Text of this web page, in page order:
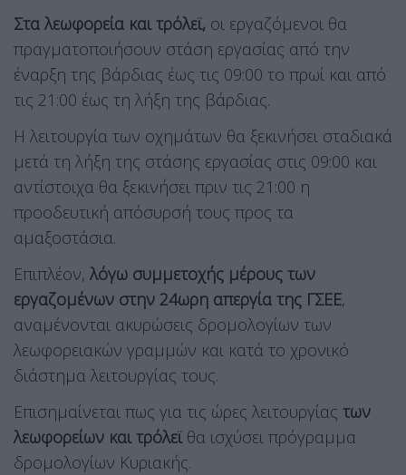
Στα λεωφορεία και τρόλεϊ, οι εργαζόμενοι θα
πραγματοποιήσουν στάση εργασίας από την
έναρξη της βάρδιας έως τις 09:00 το πρωί και από
τις 21:00 έως τη λήξη της βάρδιας.
Η λειτουργία των οχημάτων θα ξεκινήσει σταδιακά
μετά τη λήξη της στάσης εργασίας στις 09:00 και
αντίστοιχα θα ξεκινήσει πριν τις 21:00 η
προοδευτική απόσυρσή τους προς τα
αμαξοστάσια.
Επιπλέον, λόγω συμμετοχής μέρους των
εργαζομένων στην 24ωρη απεργία της ΓΣΕΕ,
αναμένονται ακυρώσεις δρομολογίων των
λεωφορειακών γραμμών και κατά το χρονικό
διάστημα λειτουργίας τους.
Επισημαίνεται πως για τις ώρες λειτουργίας των
λεωφορείων και τρόλεϊθα ισχύσει πρόγραμμα
δρομολογίων Κυριακής.